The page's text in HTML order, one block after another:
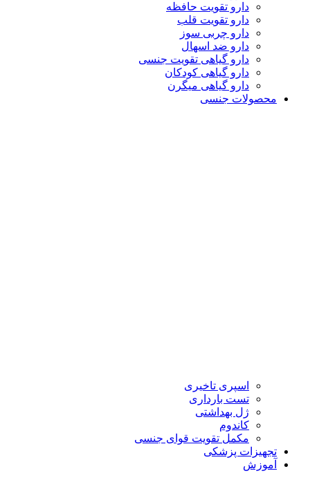
دارو تقویت حافظه
دارو تقویت قلب
دارو چربی سوز
دارو ضد اسهال
دارو گیاهی تقویت جنسی
دارو گیاهی کودکان
دارو گیاهی میگرن
محصولات جنسی
اسپری تاخیری
تست بارداری
ژل بهداشتی
کاندوم
مکمل تقویت قوای جنسی
تجهیزات پزشکی
آموزش